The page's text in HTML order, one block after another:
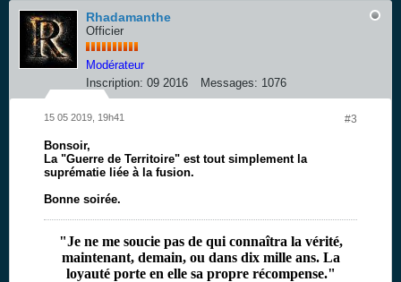
Rhadamanthe
Officier
Modérateur
Inscription: 09 2016 Messages: 1076
#3
15 05 2019, 19h41
Bonsoir,
La "Guerre de Territoire" est tout simplement la
suprématie liée à la fusion.
Bonne soirée.
"Je ne me soucie pas de qui connaîtra la vérité,
maintenant, demain, ou dans dix mille ans. La
loyauté porte en elle sa propre récompense."